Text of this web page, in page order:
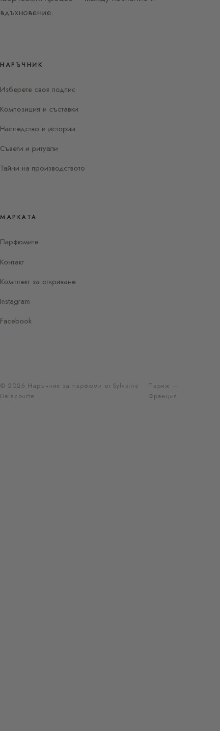
вдъхновение.
НАРЪЧНИК
Изберете своя подпис
Композиция и съставки
Наследство и истории
Съвети и ритуали
Тайни на производството
МАРКАТА
Парфюмите
Контакт
Комплект за откриване
Instagram
Facebook
© 2026 Наръчник за парфюми от Sylvaine
Delacourte
Париж —
Франция